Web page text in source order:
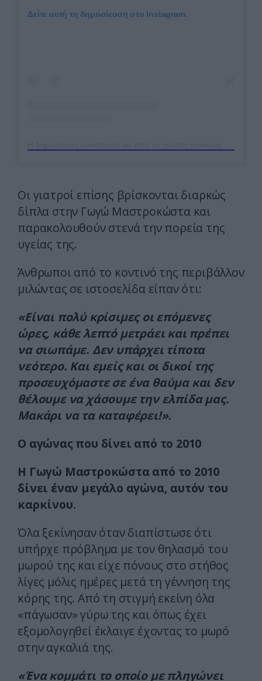
Δείτε αυτή τη δημοσίευση στο Instagram.
Οι γιατροί επίσης βρίσκονται διαρκώς
δίπλα στην Γωγώ Μαστροκώστα και
παρακολουθούν στενά την πορεία της
υγείας της.
Άνθρωποι από το κοντινό της περιβάλλον
μιλώντας σε ιστοσελίδα είπαν ότι:
«Είναι πολύ κρίσιμες οι επόμενες
ώρες, κάθε λεπτό μετράει και πρέπει
να σιωπάμε. Δεν υπάρχει τίποτα
νεότερο. Και εμείς και οι δικοί της
προσευχόμαστε σε ένα θαύμα και δεν
θέλουμε να χάσουμε την ελπίδα μας.
Μακάρι να τα καταφέρει!».
Ο αγώνας που δίνει από το 2010
Η Γωγώ Μαστροκώστα από το 2010
δίνει έναν μεγάλο αγώνα, αυτόν του
καρκίνου.
Όλα ξεκίνησαν όταν διαπίστωσε ότι
υπήρχε πρόβλημα με τον θηλασμό του
μωρού της και είχε πόνους στο στήθος
λίγες μόλις ημέρες μετά τη γέννηση της
κόρης της. Από τη στιγμή εκείνη όλα
«πάγωσαν» γύρω της και όπως έχει
εξομολογηθεί έκλαιγε έχοντας το μωρό
στην αγκαλιά της.
«Ένα κομμάτι το οποίο με πληγώνει